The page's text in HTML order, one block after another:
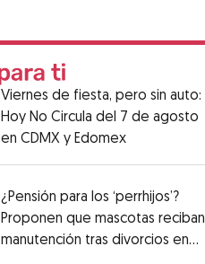
Viernes de fiesta, pero sin auto:
Hoy No Circula del 7 de agosto
en CDMX y Edomex
¿Pensión para los ‘perrhijos’?
Proponen que mascotas reciban
manutención tras divorcios en